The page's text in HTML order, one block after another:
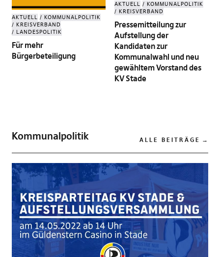
AKTUELL
KOMMUNALPOLITIK
KREISVERBAND
LANDESPOLITIK
Für mehr
Bürgerbeteiligung
AKTUELL
KOMMUNALPOLITIK
KREISVERBAND
Pressemitteilung zur
Aufstellung der
Kandidaten zur
Kommunalwahl und neu
gewähltem Vorstand des
KV Stade
Kommunalpolitik ALLE BEITRÄGE